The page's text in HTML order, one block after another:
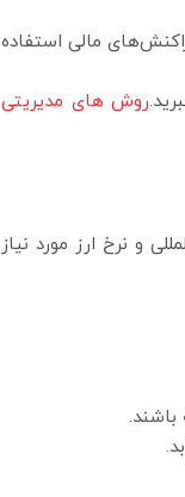
مالی استفاده
روش های مدیریتی
و نرخ ارز مورد نیاز